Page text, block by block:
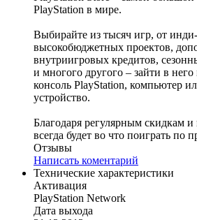
PlayStation в мире.
Выбирайте из тысяч игр, от
высокобюджетных проектов,
внутриигровых кредитов,
и многого другого – зайти в
консоль PlayStation, компьютер
устройство.‎
Благодаря регулярным скидкам
всегда будет во что поиграть по
Отзывы
Написать коментарий
Технические характеристики
Активация
PlayStation Network
Дата выхода